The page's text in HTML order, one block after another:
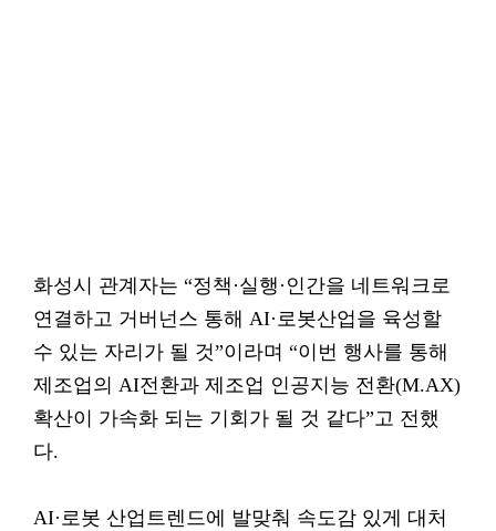
화성시 관계자는 “정책·실행·인간을 네트워크로
연결하고 거버넌스 통해 AI·로봇산업을 육성할
수 있는 자리가 될 것”이라며 “이번 행사를 통해
제조업의 AI전환과 제조업 인공지능 전환(M.AX)
확산이 가속화 되는 기회가 될 것 같다”고 전했
다.
AI·로봇 산업트렌드에 발맞춰 속도감 있게 대처